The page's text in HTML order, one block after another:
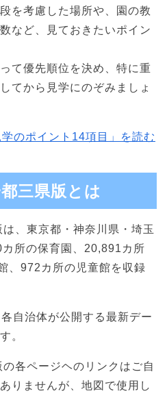
を考慮した場所や、園の教
など、見ておきたいポイン
て優先順位を決め、特に重
てから見学にのぞみましょ
学のポイント14項目」を読む
三県版とは
、東京都・神奈川県・埼玉
所の保育園、20,891カ所
、972カ所の児童館を収録
自治体が公開する最新デー
。
各ページヘのリンクはご自
りませんが、地図で使用し